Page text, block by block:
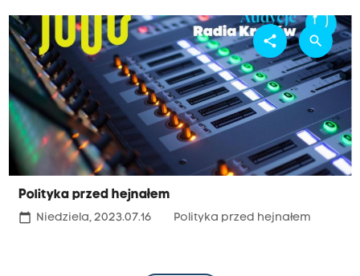
Polityka przed hejnałem
calendar_today Niedziela, 2023.07.16 Polityka przed hejnałem
share search